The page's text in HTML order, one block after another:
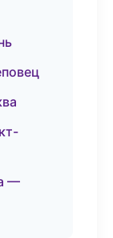
—